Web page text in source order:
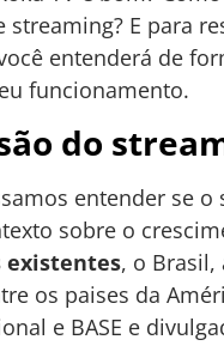
streaming? E para
entenderá de
funcionamento.
do
entender se
sobre o
existentes, o
os paises da
e BASE e